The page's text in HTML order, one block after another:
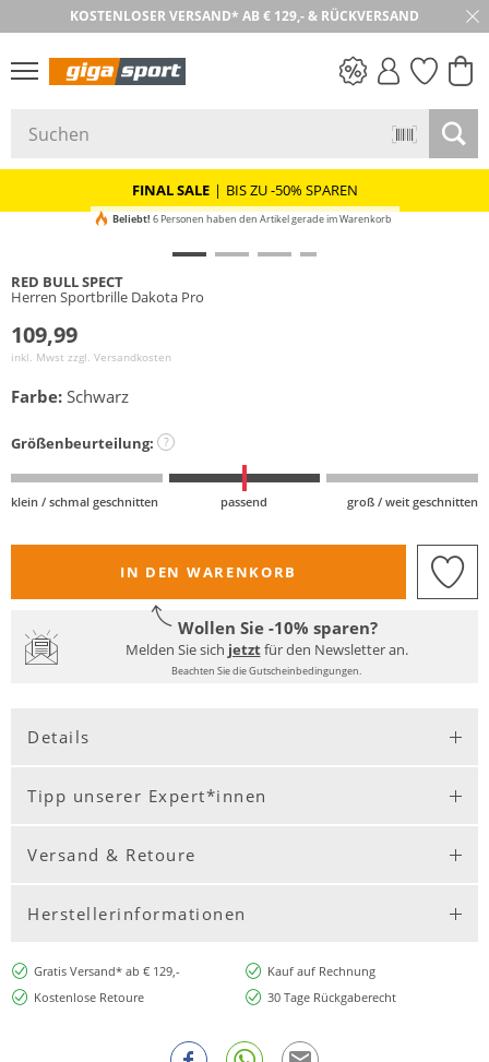
KOSTENLOSER VERSAND* AB € 129,- & RÜCKVERSAND
30 TAGE RÜCKGABE
FINAL SALE | BIS ZU -50% SPAREN
Beliebt! 6 Personen haben den Artikel gerade im Warenkorb
RED BULL SPECT
Herren Sportbrille Dakota Pro
109,99
inkl. Mwst zzgl. Versandkosten
Farbe: Schwarz
Größenbeurteilung: ?
klein / schmal geschnitten passend groß / weit geschnitten
IN DEN WARENKORB
Wollen Sie -10% sparen?
Melden Sie sich jetztfür den Newsletter an.
Beachten Sie die Gutscheinbedingungen.
Details
Tipp unserer Expert*innen
Versand & Retoure
Herstellerinformationen
Gratis Versand* ab € 129,-
Kauf auf Rechnung
Kostenlose Retoure
30 Tage Rückgaberecht